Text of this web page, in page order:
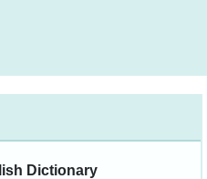
Dictionary